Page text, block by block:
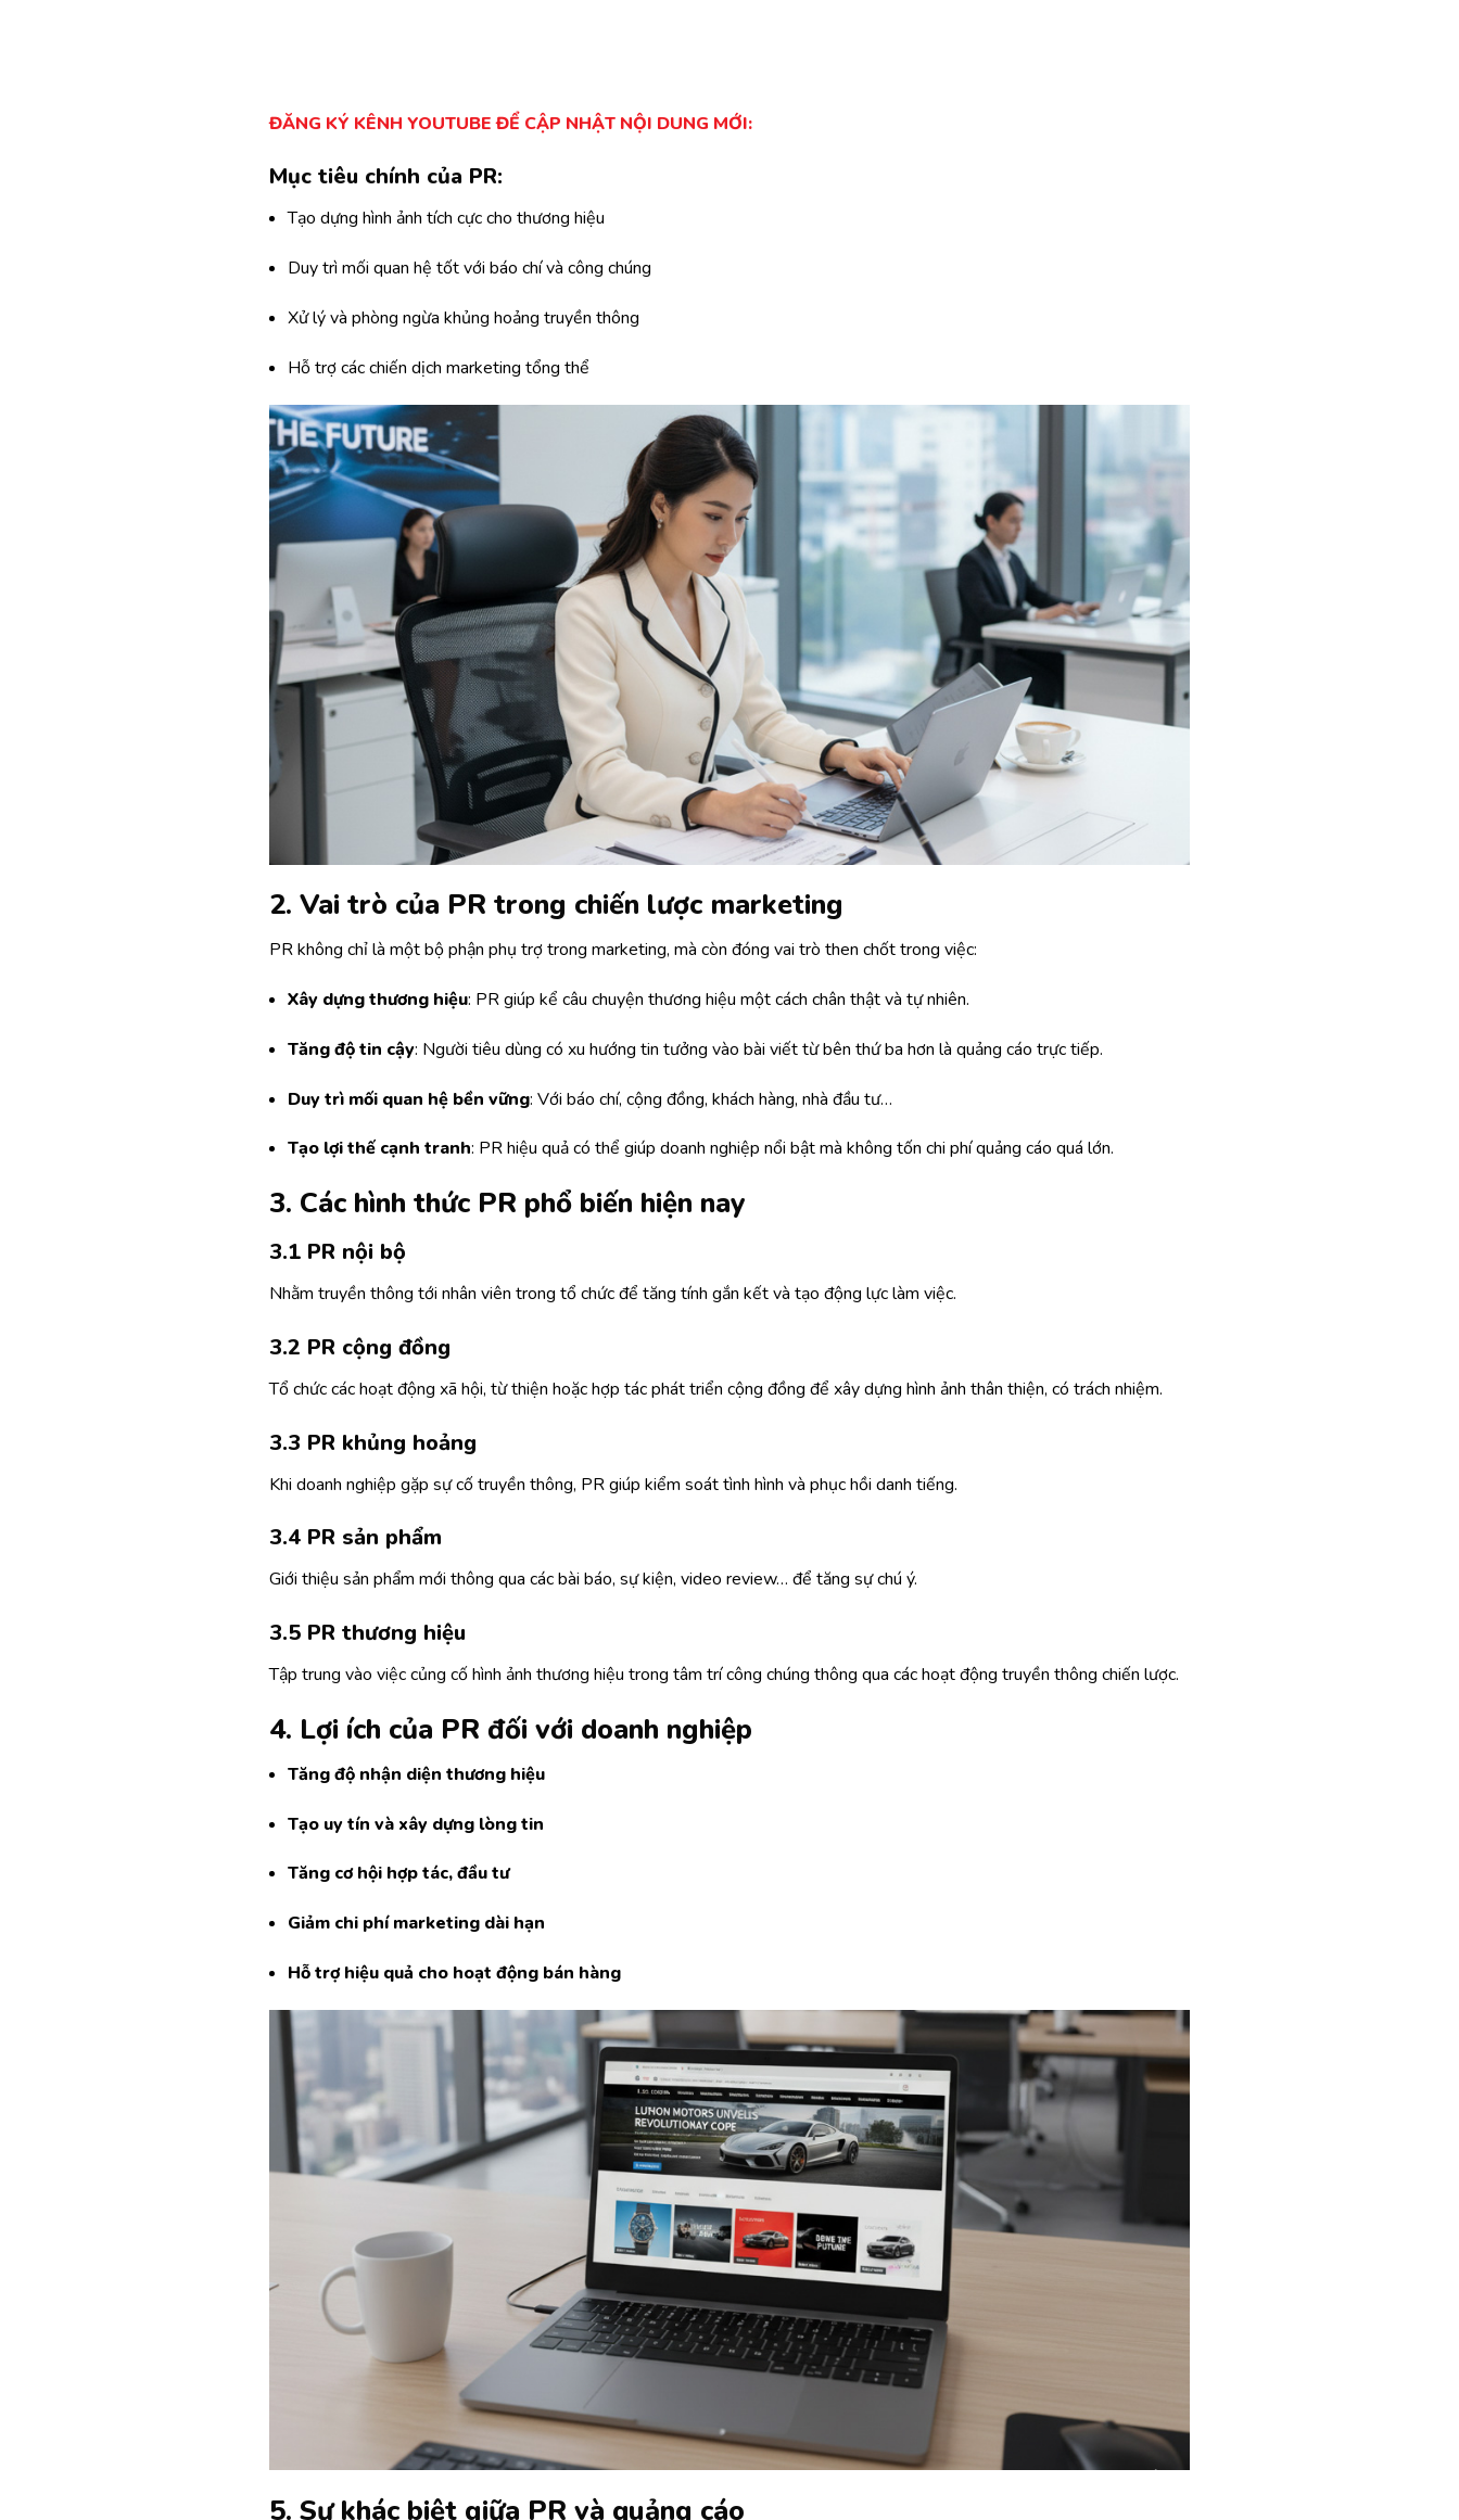
ĐĂNG KÝ KÊNH YOUTUBE ĐỂ CẬP NHẬT NỘI DUNG MỚI:
Mục tiêu chính của PR:
Tạo dựng hình ảnh tích cực cho thương hiệu
Duy trì mối quan hệ tốt với báo chí và công chúng
Xử lý và phòng ngừa khủng hoảng truyền thông
Hỗ trợ các chiến dịch marketing tổng thể
2. Vai trò của PR trong chiến lược marketing
PR không chỉ là một bộ phận phụ trợ trong marketing, mà còn đóng vai trò then chốt trong việc:
Xây dựng thương hiệu: PR giúp kể câu chuyện thương hiệu một cách chân thật và tự nhiên.
Tăng độ tin cậy: Người tiêu dùng có xu hướng tin tưởng vào bài viết từ bên thứ ba hơn là quảng cáo trực tiếp.
Duy trì mối quan hệ bền vững: Với báo chí, cộng đồng, khách hàng, nhà đầu tư…
Tạo lợi thế cạnh tranh: PR hiệu quả có thể giúp doanh nghiệp nổi bật mà không tốn chi phí quảng cáo quá lớn.
3. Các hình thức PR phổ biến hiện nay
3.1 PR nội bộ
Nhằm truyền thông tới nhân viên trong tổ chức để tăng tính gắn kết và tạo động lực làm việc.
3.2 PR cộng đồng
Tổ chức các hoạt động xã hội, từ thiện hoặc hợp tác phát triển cộng đồng để xây dựng hình ảnh thân thiện, có trách nhiệm.
3.3 PR khủng hoảng
Khi doanh nghiệp gặp sự cố truyền thông, PR giúp kiểm soát tình hình và phục hồi danh tiếng.
3.4 PR sản phẩm
Giới thiệu sản phẩm mới thông qua các bài báo, sự kiện, video review… để tăng sự chú ý.
3.5 PR thương hiệu
Tập trung vào việc củng cố hình ảnh thương hiệu trong tâm trí công chúng thông qua các hoạt động truyền thông chiến lược.
4. Lợi ích của PR đối với doanh nghiệp
Tăng độ nhận diện thương hiệu
Tạo uy tín và xây dựng lòng tin
Tăng cơ hội hợp tác, đầu tư
Giảm chi phí marketing dài hạn
Hỗ trợ hiệu quả cho hoạt động bán hàng
5. Sự khác biệt giữa PR và quảng cáo